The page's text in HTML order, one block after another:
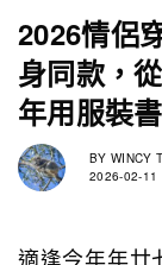
2026情侶
身同款，
年用服裝
BY WINCY
2026-02-11
適逢今年年廿